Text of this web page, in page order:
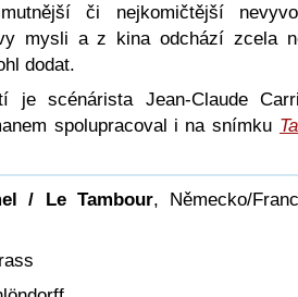
či nejkomičtější
mysli a z kina odchází zcela
dodat.
je scénárista Jean-Claude
spolupracoval i na snímku
/ Le Tambour, Německo/